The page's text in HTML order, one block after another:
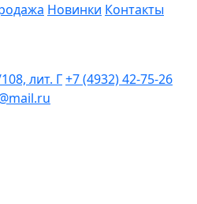
Новинки Контакты
лит. Г+7 (4932) 42-75-26